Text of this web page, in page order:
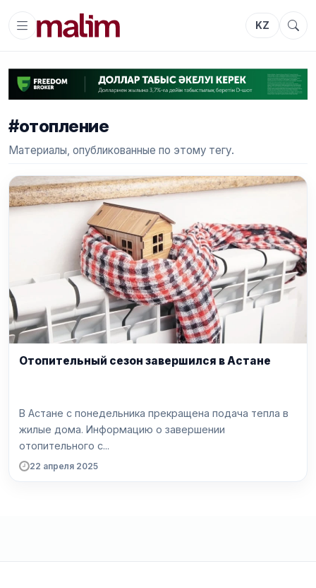
KZ
#отопление
Материалы, опубликованные по этому тегу.
Отопительный сезон завершился в Астане
В Астане с понедельника прекращена подача тепла в
жилые дома. Информацию о завершении
отопительного с...
22 апреля 2025